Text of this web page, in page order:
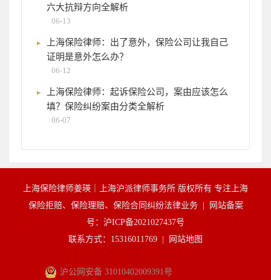
六大抗辩方向全解析
06-13
上海保险律师：出了意外，保险公司让我自己
证明是意外怎么办？
06-12
上海保险律师：起诉保险公司，案由应该怎么
填？保险纠纷案由分类全解析
06-07
上海保险律师姜瑛｜上海沪派律师事务所 版权所有 专注上海
保险拒赔、保险理赔、保险合同纠纷法律业务 |
网站备案
号：沪ICP备2021027437号
联系方式：15316011769 |
网站地图
沪公网安备 31010402009391号